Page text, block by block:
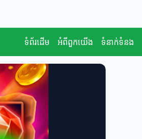
ទំព័រដើម អំពីពួកយើង ទំនាក់ទំនង